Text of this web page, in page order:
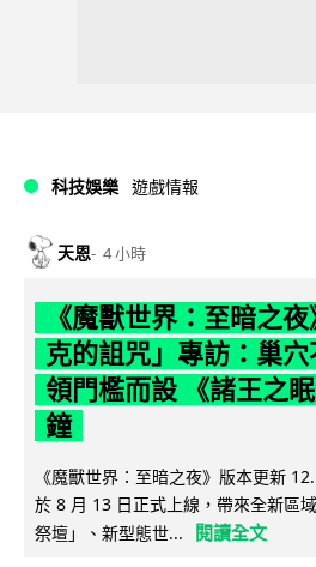
科技娛樂 遊戲情報
天恩 4 小時
《魔獸世界：至暗之
克的詛咒」專訪：巢
領門檻而設 《諸王之
鐘
《魔獸世界：至暗之夜》版本更新
於 8 月 13 日正式上線，帶來全新區
祭壇」、新型態世...
閱讀全文